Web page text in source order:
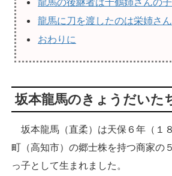
龍馬の後継者は千鶴姉さんの
龍馬に刀を渡したのは栄姉さん
おわりに
坂本龍馬のきょうだいた
坂本龍馬（直柔）は天保６年（１
町（高知市）の郷士株を持つ商家の
っ子として生まれました。